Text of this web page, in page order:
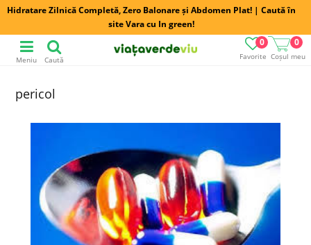
Hidratare Zilnică Completă, Zero Balonare și Abdomen Plat! | Caută în
site Vara cu In green!
Favorite
0
Coșul meu
0
Meniu Caută
pericol